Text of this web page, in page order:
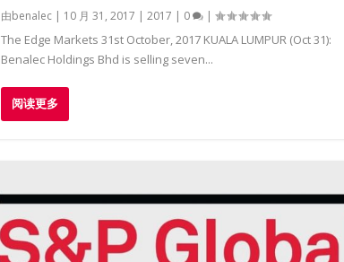
由benalec| 10 月 31, 2017 | 2017 | 0 |
The Edge Markets 31st October, 2017 KUALA LUMPUR (Oct 31):
Benalec Holdings Bhd is selling seven...
阅读更多